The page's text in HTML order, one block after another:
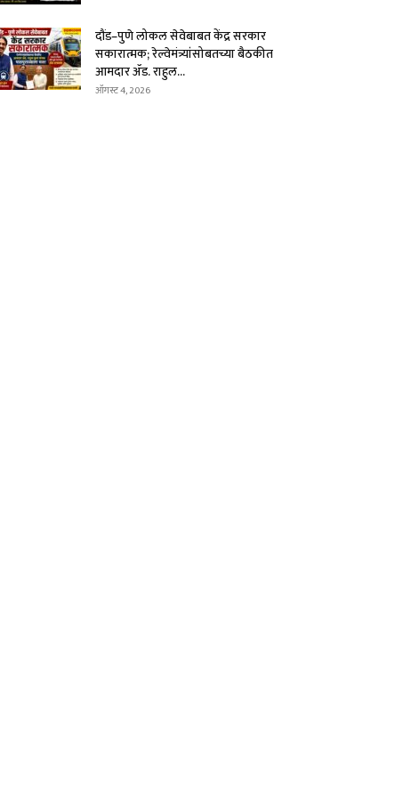
दौंड–पुणे लोकल सेवेबाबत केंद्र सरकार
सकारात्मक; रेल्वेमंत्र्यांसोबतच्या बैठकीत
आमदार ॲड. राहुल...
ऑगस्ट 4, 2026